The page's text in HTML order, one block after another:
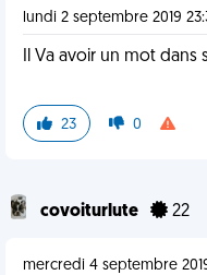
lundi 2 septembre 2019
Il Va avoir un mot dans
23 0
covoiturlute 22
mercredi 4 septembre 2019